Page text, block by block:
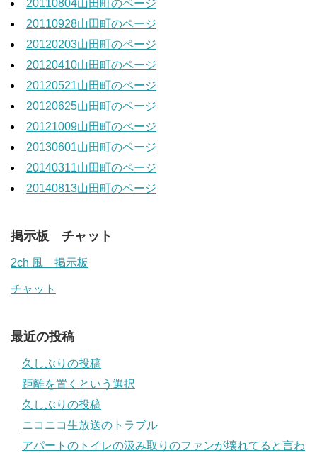
20110804山田町のページ
20110928山田町のページ
20120203山田町のページ
20120410山田町のページ
20120521山田町のページ
20120625山田町のページ
20121009山田町のページ
20130601山田町のページ
20140311山田町のページ
20140813山田町のページ
掲示板 チャット
2ch 風 掲示板
チャット
最近の投稿
久しぶりの投稿
距離を置くという選択
久しぶりの投稿
ニコニコ生放送のトラブル
アパートのトイレの汲み取りのファンが壊れてると言わ